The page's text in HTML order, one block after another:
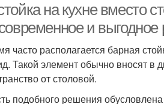
на кухне вместо
и
часто располагается барная
Такой элемент обычно вносят в
от столовой.
подобного решения